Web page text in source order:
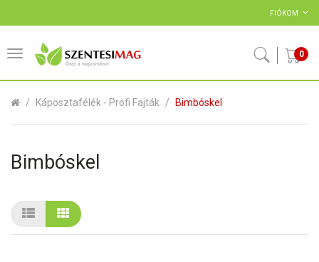
FIÓKOM
0
Káposztafélék - Profi Fajták Bimbóskel
Bimbóskel